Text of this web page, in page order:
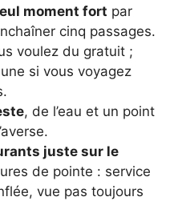
moment fort par
cinq passages.
voulez du gratuit ;
si vous voyagez
, de l’eau et un point
juste sur le
de pointe : service
vue pas toujours